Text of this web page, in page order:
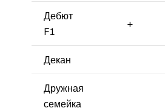
Дебют
F1
+
Декан
Дружная
семейка